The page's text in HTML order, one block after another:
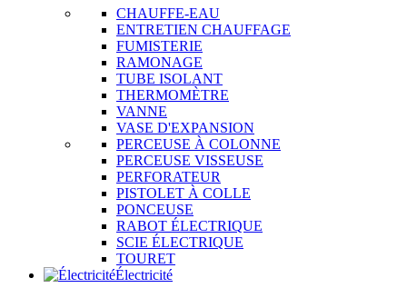
CHAUFFE-EAU
ENTRETIEN CHAUFFAGE
FUMISTERIE
RAMONAGE
TUBE ISOLANT
THERMOMÈTRE
VANNE
VASE D'EXPANSION
PERCEUSE À COLONNE
PERCEUSE VISSEUSE
PERFORATEUR
PISTOLET À COLLE
PONCEUSE
RABOT ÉLECTRIQUE
SCIE ÉLECTRIQUE
TOURET
Électricité